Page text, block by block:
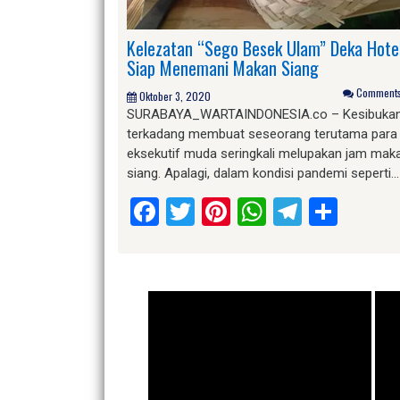
Kelezatan “Sego Besek Ulam” Deka
Siap Menemani Makan Siang
Oktober 3, 2020
SURABAYA_WARTAINDONESIA.co –
terkadang membuat seseorang terutama para
eksekutif muda seringkali melupakan jam
siang. Apalagi, dalam kondisi pandemi seperti…
Facebook
Twitter
Pinterest
WhatsApp
Telegram